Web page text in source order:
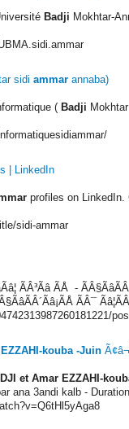
Badji Mokhtar-
sidi ammar annaba)
( Badji
| LinkedIn
profiles on
sidi-ammar
ÃÂ³Ãâ ÃÅ -
ÃÂ¯
kouba -Juin
et Amar EZZAHI-
ana 3andi kalb - Duration: